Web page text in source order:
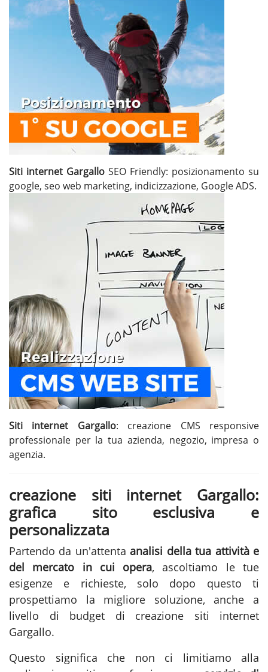
Siti internet Gargallo SEO Friendly: posizionamento su
google, seo web marketing, indicizzazione, Google ADS.
Siti internet Gargallo: creazione CMS responsive
professionale per la tua azienda, negozio, impresa o
agenzia.
creazione siti internet Gargallo:
grafica sito esclusiva e
personalizzata
Partendo da un'attentaanalisi della tua attività e
del mercato in cui opera, ascoltiamo le tue
esigenze e richieste, solo dopo questo ti
prospettiamo la migliore soluzione, anche a
livello di budget di creazione siti internet
Gargallo.
Questo significa che non ci limitiamo alla